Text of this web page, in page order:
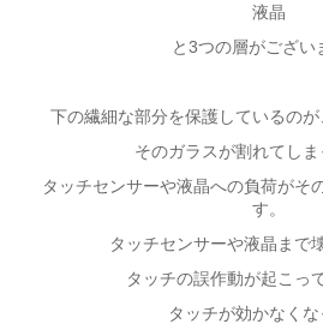
液晶
と3つの層がござい
下の繊細な部分を保護しているのが
そのガラスが割れてしま
タッチセンサーや液晶への負荷がそ
す。
タッチセンサーや液晶まで
タッチの誤作動が起こっ
タッチが効かなくな